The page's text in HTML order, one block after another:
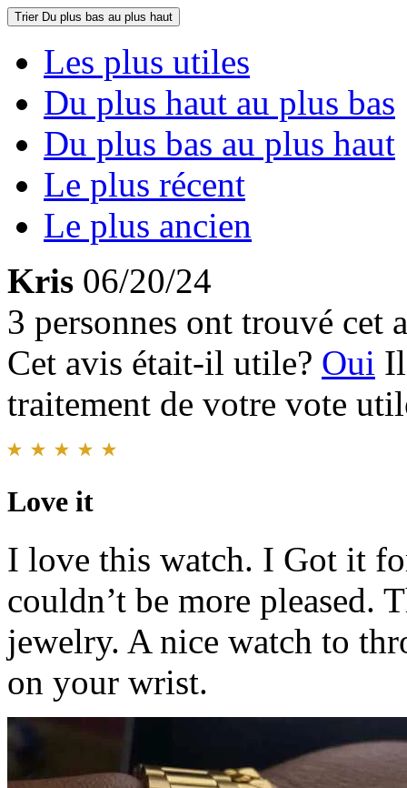
Trier Du plus bas au plus haut
Les plus utiles
Du plus haut au plus bas
Du plus bas au plus haut
Le plus récent
Le plus ancien
Kris 06/20/24
3 personnes ont trouvé cet
Cet avis était-il utile? Oui
traitement de votre vote
Love it
I love this watch. I Got it
couldn’t be more pleased.
jewelry. A nice watch to
on your wrist.